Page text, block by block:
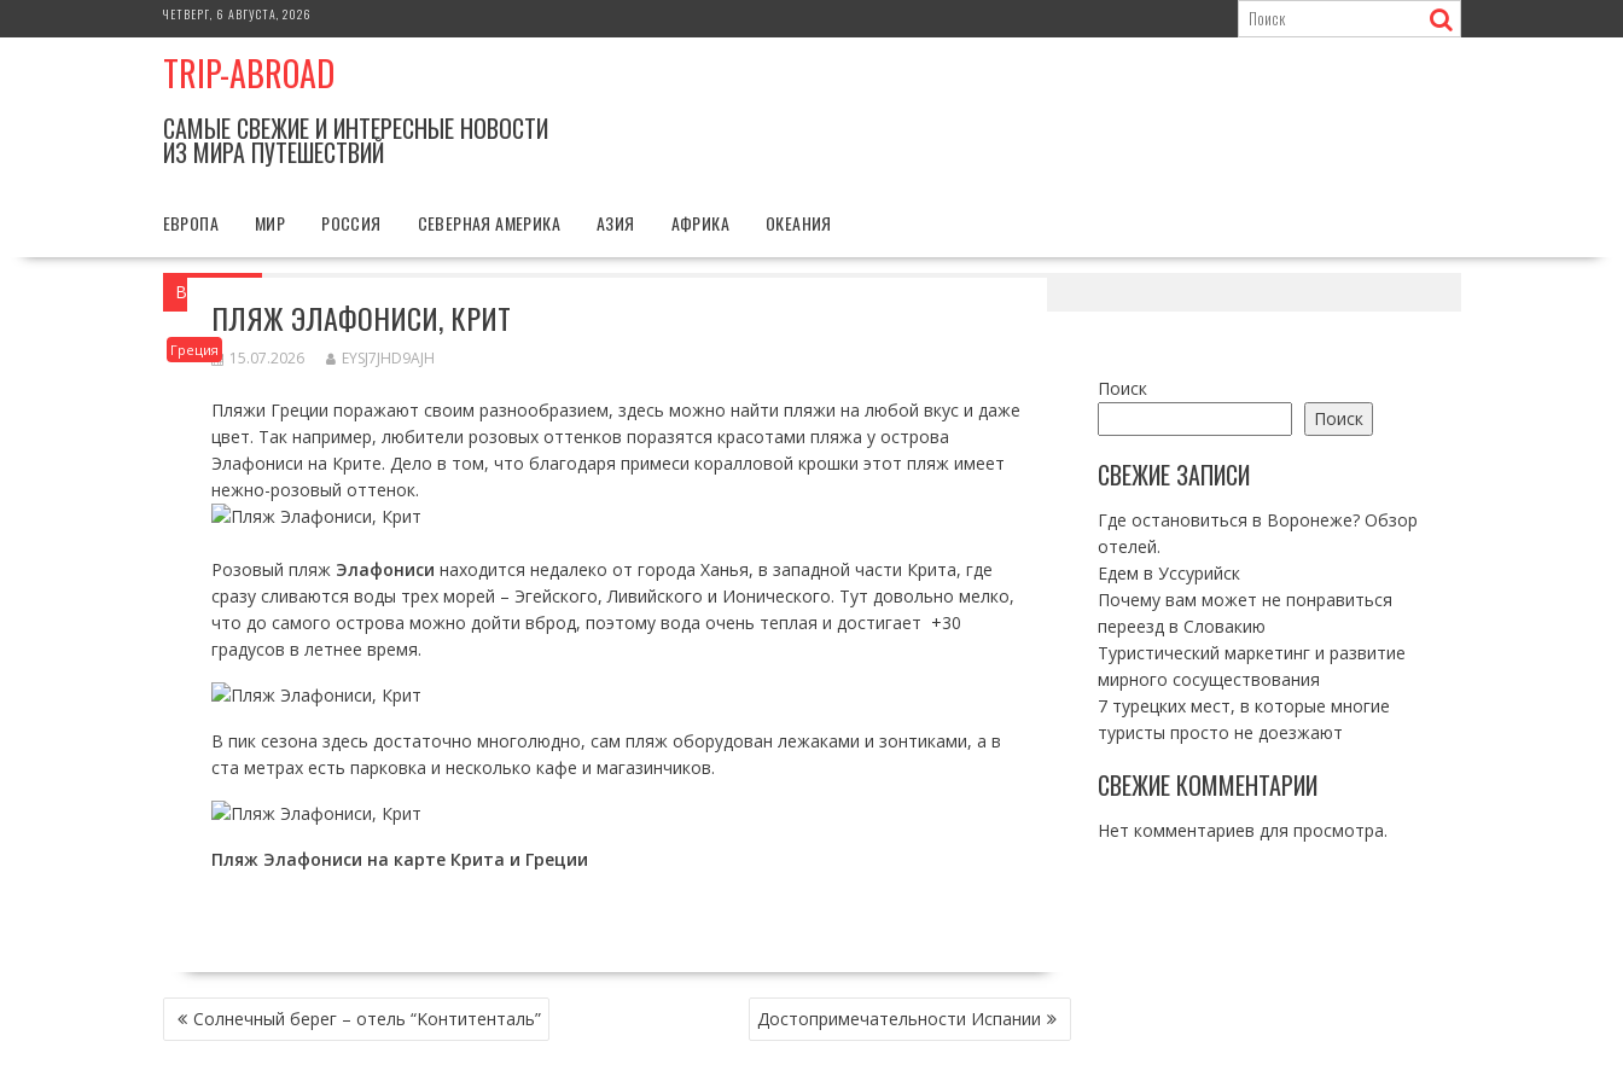
к
ЧЕТВЕРГ, 6 АВГУСТА, 2026
TRIP-ABROAD
САМЫЕ СВЕЖИЕ И ИНТЕРЕСНЫЕ НОВОСТИ
ИЗ МИРА ПУТЕШЕСТВИЙ
ЕВРОПА МИР РОССИЯ СЕВЕРНАЯ АМЕРИКА АЗИЯ АФРИКА ОКЕАНИЯ
Вы здесь
Греция
ПЛЯЖ ЭЛАФОНИСИ, КРИТ
15.07.2026 EYSJ7JHD9AJH
Пляжи Греции поражают своим разнообразием, здесь можно найти пляжи на любой вкус и даже
цвет. Так например, любители розовых оттенков поразятся красотами пляжа у острова
Элафониси на Крите. Дело в том, что благодаря примеси коралловой крошки этот пляж имеет
нежно-розовый оттенок.
Розовый пляж Элафониси находится недалеко от города Ханья, в западной части Крита, где
сразу сливаются воды трех морей – Эгейского, Ливийского и Ионического. Тут довольно мелко,
что до самого острова можно дойти вброд, поэтому вода очень теплая и достигает +30
градусов в летнее время.
В пик сезона здесь достаточно многолюдно, сам пляж оборудован лежаками и зонтиками, а в
ста метрах есть парковка и несколько кафе и магазинчиков.
Пляж Элафониси на карте Крита и Греции
НАВИГАЦИЯ
ПО Солнечный берег – отель “Kонтитенталь” Достопримечательности Испании
Поиск
Поиск
СВЕЖИЕ ЗАПИСИ
Где остановиться в Воронеже? Обзор
отелей.
Едем в Уссурийск
Почему вам может не понравиться
переезд в Словакию
Туристический маркетинг и развитие
мирного сосуществования
7 турецких мест, в которые многие
туристы просто не доезжают
СВЕЖИЕ КОММЕНТАРИИ
Нет комментариев для просмотра.